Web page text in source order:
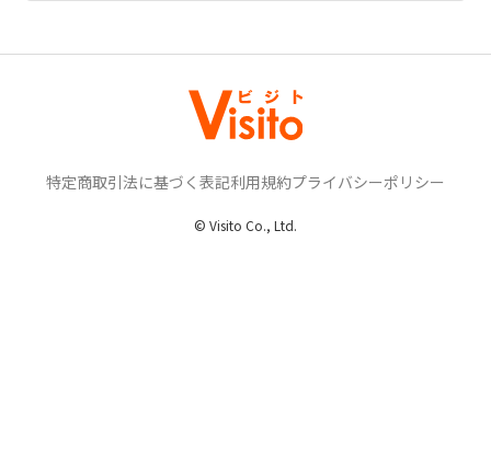
特定商取引法に基づく表記利用規約プライバシーポリシー
© Visito Co., Ltd.